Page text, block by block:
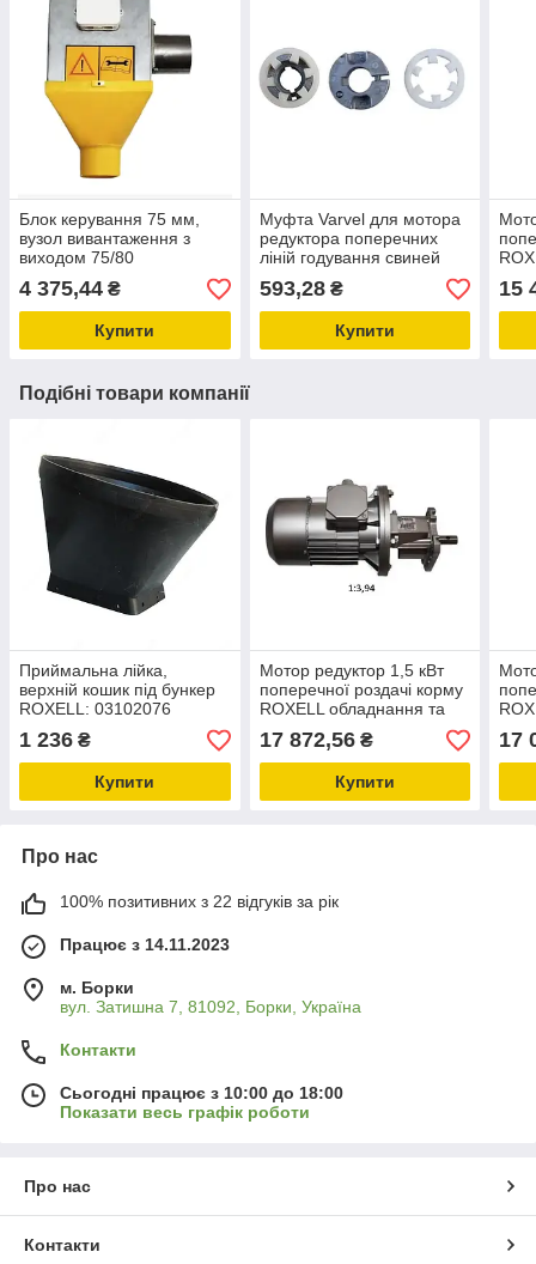
Блок керування 75 мм,
вузол вивантаження з
виходом 75/80
обладнання для
тваринництва
4 375,44 ₴
Купити
Муфта Varvel для мотора
редуктора поперечних
ліній годування свиней
KG5.019 обладнання для
свинокомплексів
593,28₴
Купити
для
15
Подібні товари компанії
Приймальна лійка,
верхній кошик під бункер
ROXELL: 03102076
обладнання та запчастини
для свинокомплексів
1 236 ₴
Купити
Мотор редуктор 1,5 кВт
поперечної роздачі корму
ROXELL обладнання та
свинарства
17 872,56₴
Купити
для
17
Про нас
100% позитивних з 22 відгуків за рік
Працює з 14.11.2023
м. Борки
вул. Затишна 7, 81092, Борки, Україна
Контакти
Сьогодні працює з 10:00 до 18:00
Показати весь графік роботи
Про нас
Контакти